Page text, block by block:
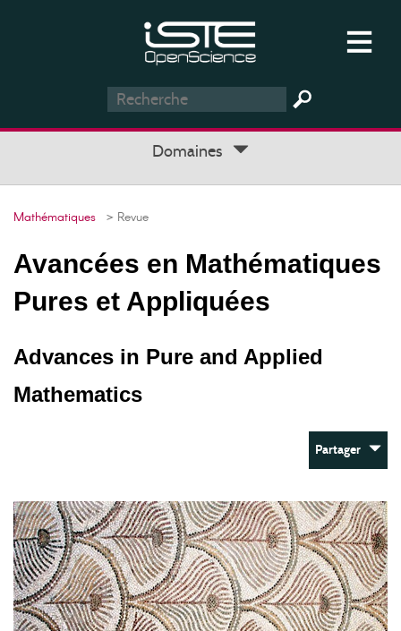
Domaines
Mathématiques > Revue
Avancées en Mathématiques
Pures et Appliquées
Advances in Pure and Applied
Mathematics
Partager